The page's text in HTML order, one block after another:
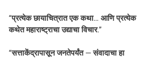
“प्रत्येक छायाचित्रात एक कथा… आणि प्रत्येक
कथेत महाराष्ट्राचा उद्याचा विचार.”
“सत्ताकेंद्रापासून जनतेपर्यंत — संवादाचा हा